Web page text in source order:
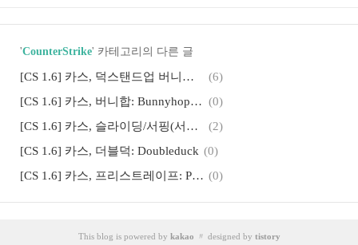
'CounterStrike' 카테고리의 다른 글
[CS 1.6] 카스, 덕스탠드업 버니합: Duckstandup Bunnyhop
(6)
[CS 1.6] 카스, 버니합: Bunnyhop(bhop) (0)
[CS 1.6] 카스, 슬라이딩/서핑(서프): Sliding/Surfing
(2)
[CS 1.6] 카스, 더블덕: Doubleduck (0)
[CS 1.6] 카스, 프리스트레이프: Prestrafe (0)
[CS 1.6] 카스, 패스트런 & 월럽(벽타기, 벽비비기): Fastrun & Wallrub
(1)
This blog is powered by kakao 〃 designed by tistory